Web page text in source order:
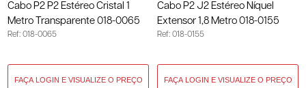
Cabo P2 P2 Estéreo Cristal 1
Metro Transparente 018-0065
Ref: 018-0065
Cabo P2 J2 Estéreo Níquel
Extensor 1,8 Metro 018-0155
Ref: 018-0155